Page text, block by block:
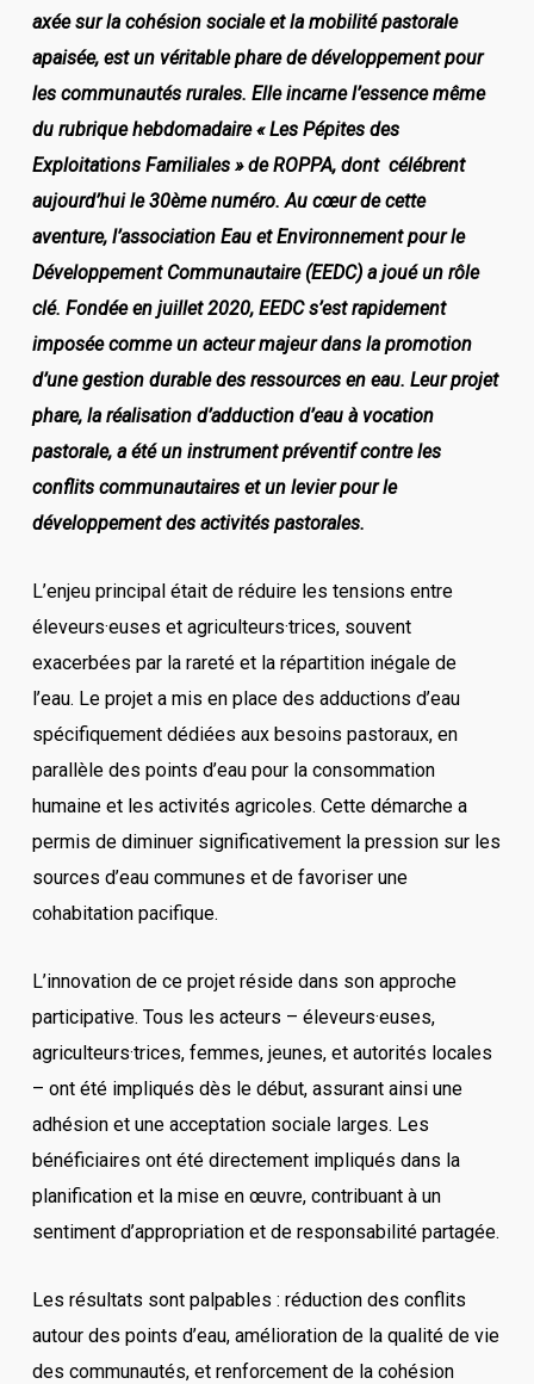
axée sur la cohésion sociale et la mobilité pastorale
apaisée, est un véritable phare de développement pour
les communautés rurales. Elle incarne l’essence même
du rubrique hebdomadaire « Les Pépites des
Exploitations Familiales » de ROPPA, dont célébrent
aujourd’hui le 30ème numéro. Au cœur de cette
aventure, l’association Eau et Environnement pour le
Développement Communautaire (EEDC) a joué un rôle
clé. Fondée en juillet 2020, EEDC s’est rapidement
imposée comme un acteur majeur dans la promotion
d’une gestion durable des ressources en eau. Leur projet
phare, la réalisation d’adduction d’eau à vocation
pastorale, a été un instrument préventif contre les
conflits communautaires et un levier pour le
développement des activités pastorales.
L’enjeu principal était de réduire les tensions entre
éleveurs·euses et agriculteurs·trices, souvent
exacerbées par la rareté et la répartition inégale de
l’eau. Le projet a mis en place des adductions d’eau
spécifiquement dédiées aux besoins pastoraux, en
parallèle des points d’eau pour la consommation
humaine et les activités agricoles. Cette démarche a
permis de diminuer significativement la pression sur les
sources d’eau communes et de favoriser une
cohabitation pacifique.
L’innovation de ce projet réside dans son approche
participative. Tous les acteurs – éleveurs·euses,
agriculteurs·trices, femmes, jeunes, et autorités locales
– ont été impliqués dès le début, assurant ainsi une
adhésion et une acceptation sociale larges. Les
bénéficiaires ont été directement impliqués dans la
planification et la mise en œuvre, contribuant à un
sentiment d’appropriation et de responsabilité partagée.
Les résultats sont palpables : réduction des conflits
autour des points d’eau, amélioration de la qualité de vie
des communautés, et renforcement de la cohésion